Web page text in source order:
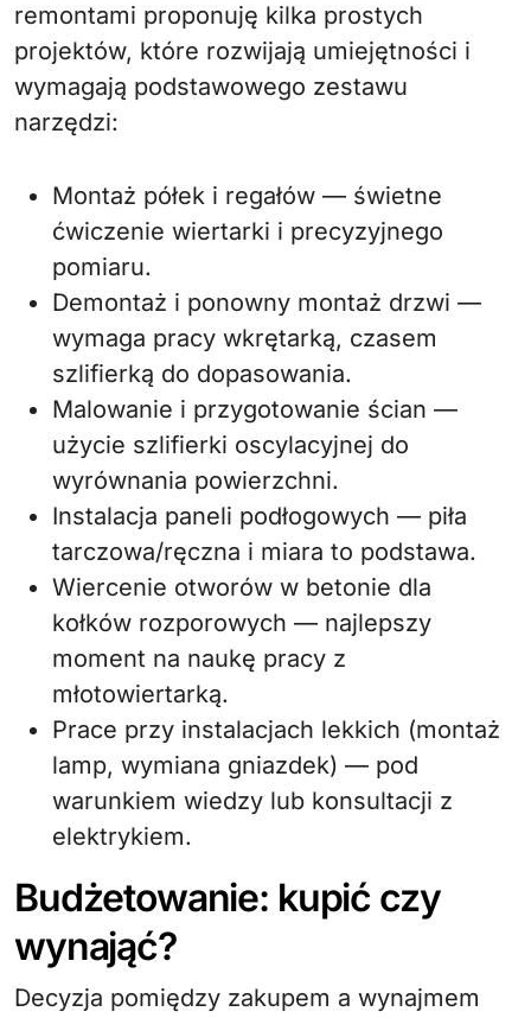
remontami proponuję kilka prostych
projektów, które rozwijają umiejętności i
wymagają podstawowego zestawu
narzędzi:
Montaż półek i regałów — świetne
ćwiczenie wiertarki i precyzyjnego
pomiaru.
Demontaż i ponowny montaż drzwi —
wymaga pracy wkrętarką, czasem
szlifierką do dopasowania.
Malowanie i przygotowanie ścian —
użycie szlifierki oscylacyjnej do
wyrównania powierzchni.
Instalacja paneli podłogowych — piła
tarczowa/ręczna i miara to podstawa.
Wiercenie otworów w betonie dla
kołków rozporowych — najlepszy
moment na naukę pracy z
młotowiertarką.
Prace przy instalacjach lekkich (montaż
lamp, wymiana gniazdek) — pod
warunkiem wiedzy lub konsultacji z
elektrykiem.
Budżetowanie: kupić czy
wynająć?
Decyzja pomiędzy zakupem a wynajmem